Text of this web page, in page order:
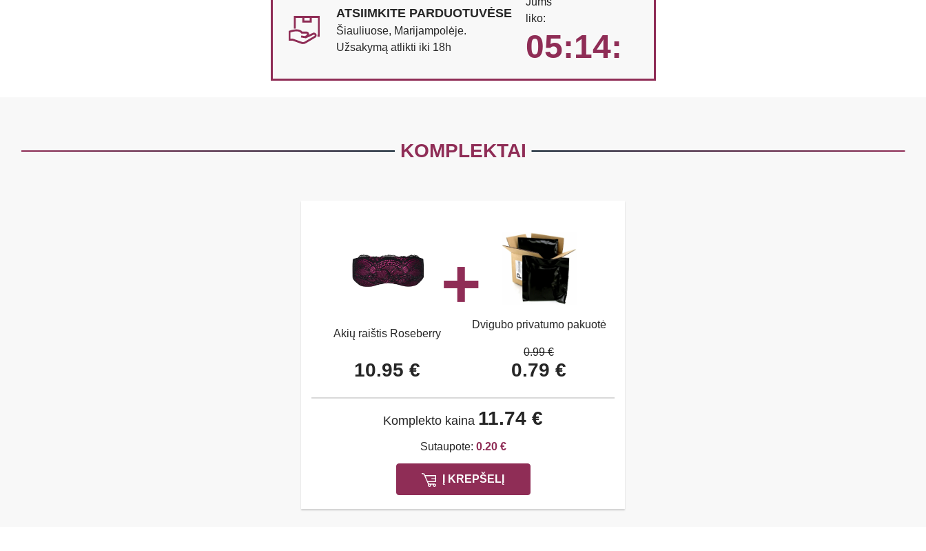
ATSIIMKITE PARDUOTUVĖSE
Šiauliuose, Marijampolėje.
Užsakymą atlikti iki 18h
liko:
05:14:
KOMPLEKTAI
Akių raištis Roseberry
10.95 €
Dvigubo privatumo pakuotė
0.99 €
0.79 €
Komplekto kaina 11.74 €
Sutaupote: 0.20 €
Į KREPŠELĮ